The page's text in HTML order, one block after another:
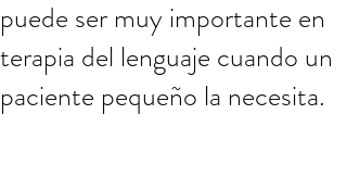
puede ser muy importante en
terapia del lenguaje cuando un
paciente pequeño la necesita.